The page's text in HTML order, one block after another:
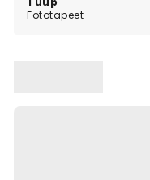
Fototapeet